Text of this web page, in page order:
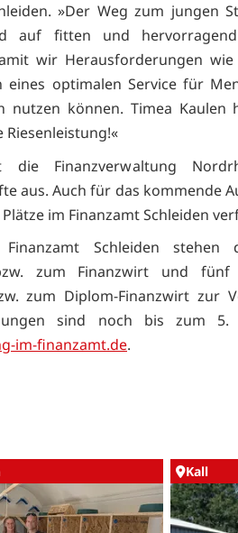
»Der Weg zum jungen
auf fitten und hervorragend
wir Herausforderungen
eines optimalen Service für
nutzen können. Timea
Riesenleistung!«
die Finanzverwaltung
aus. Auch für das kommende
im Finanzamt Schleiden
Schleiden stehen
zum Finanzwirt und fünf
zum Diplom-Finanzwirt zur
sind noch bis zum
im-finanzamt.de.
Kall